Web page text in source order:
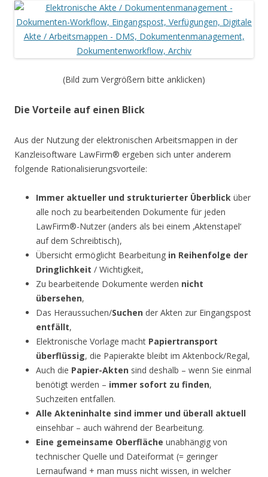
(Bild zum Vergrößern bitte anklicken)
Die Vorteile auf einen Blick
Aus der Nutzung der elektronischen Arbeitsmappen in der
Kanzleisoftware LawFirm® ergeben sich unter anderem
folgende Rationalisierungsvorteile:
Immer aktueller und strukturierter Überblick über
alle noch zu bearbeitenden Dokumente für jeden
LawFirm®-Nutzer (anders als bei einem ‚Aktenstapel‘
auf dem Schreibtisch),
Übersicht ermöglicht Bearbeitung in Reihenfolge der
Dringlichkeit / Wichtigkeit,
Zu bearbeitende Dokumente werden nicht
übersehen,
Das Heraussuchen/Suchen der Akten zur Eingangspost
entfällt,
Elektronische Vorlage macht Papiertransport
überflüssig, die Papierakte bleibt im Aktenbock/Regal,
Auch die Papier-Akten sind deshalb – wenn Sie einmal
benötigt werden – immer sofort zu finden,
Suchzeiten entfallen.
Alle Akteninhalte sind immer und überall aktuell
einsehbar – auch während der Bearbeitung.
Eine gemeinsame Oberfläche unabhängig von
technischer Quelle und Dateiformat (= geringer
Lernaufwand + man muss nicht wissen, in welcher